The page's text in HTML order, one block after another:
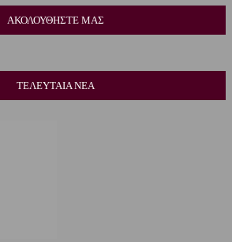
ΑΚΟΛΟΥΘΗΣΤΕ ΜΑΣ
ΤΕΛΕΥΤΑΙΑ ΝΕΑ